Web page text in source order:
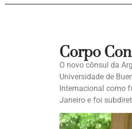
Corpo
O novo cônsul da
Universidade de
Internacional como
Janeiro e foi